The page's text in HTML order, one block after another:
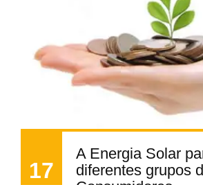
17
A Energia Solar
diferentes grupos